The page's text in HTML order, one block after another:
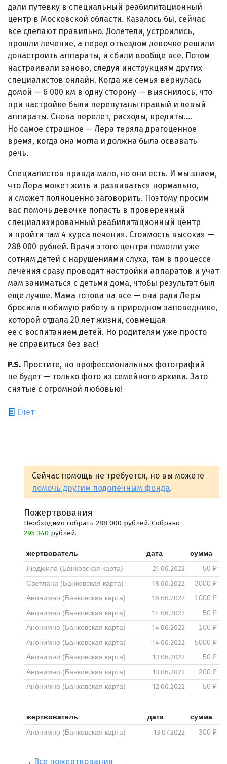
дали путевку в специальный реабилитационный
центр в Московской области. Казалось бы, сейчас
все сделают правильно. Долетели, устроились,
прошли лечение, а перед отъездом девочке решили
донастроить аппараты, и сбили вообще все. Потом
настраивали заново, следуя инструкциям других
специалистов онлайн. Когда же семья вернулась
домой — 6 000 км в одну сторону — выяснилось, что
при настройке были перепутаны правый и левый
аппараты. Снова перелет, расходы, кредиты....
Но самое страшное — Лера теряла драгоценное
время, когда она могла и должна была освавать
речь.
Специалистов правда мало, но они есть. И мы знаем,
что Лера может жить и развиваться нормально,
и сможет полноценно заговорить. Поэтому просим
вас помочь девочке попасть в проверенный
специализированный реабилитационный центр
и пройти там 4 курса лечения. Стоимость высокая —
288 000 рублей. Врачи этого центра помогли уже
сотням детей с нарушениями слуха, там в процессе
лечения сразу проводят настройки аппаратов и учат
мам заниматься с детьми дома, чтобы результат был
еще лучше. Мама готова на все — она ради Леры
бросила любимую работу в природном заповеднике,
которой отдала 20 лет жизни, совмещая
ее с воспитанием детей. Но родителям уже просто
не справиться без вас!
P.S. Простите, но профессиональных фотографий
не будет — только фото из семейного архива. Зато
снятые с огромной любовью!
Счет
Сейчас помощь не требуется, но вы можете
помочь другим подопечным фонда.
Пожертвования
Необходимо собрать 288 000 рублей. Собрано
295 340 рублей.
жертвователь дата
сумма
Людмила (Банковская карта)
21.06.2022
50 ₽
Светлана (Банковская карта)
18.06.2022
3000 ₽
Анонимно (Банковская карта)
16.06.2022
1000 ₽
Анонимно (Банковская карта)
14.06.2022
50 ₽
Анонимно (Банковская карта)
14.06.2022
100 ₽
Анонимно (Банковская карта)
14.06.2022
5000 ₽
Анонимно (Банковская карта)
13.06.2022
50 ₽
Анонимно (Банковская карта)
13.06.2022
200 ₽
Анонимно (Банковская карта)
12.06.2022 50 ₽
жертвователь дата
сумма
Анонимно (Банковская карта)
13.07.2022 300 ₽
→ Все пожертвования